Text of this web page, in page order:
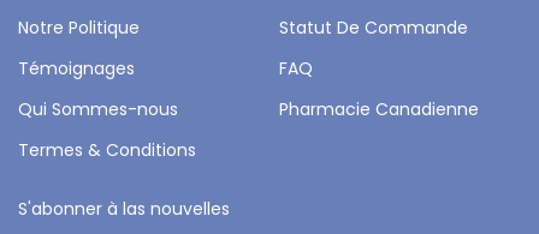
Notre Politique
Statut De Commande
Témoignages
FAQ
Qui Sommes-nous
Pharmacie Canadienne
Termes & Conditions
S'abonner à las nouvelles